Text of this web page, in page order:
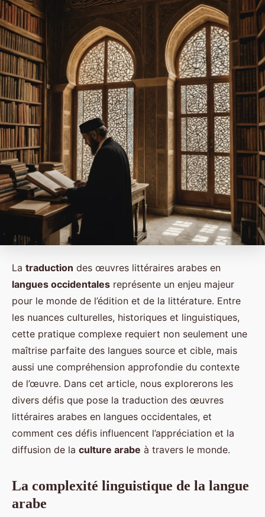
La traduction des œuvres littéraires arabes en
langues occidentales représente un enjeu majeur
pour le monde de l’édition et de la littérature. Entre
les nuances culturelles, historiques et linguistiques,
cette pratique complexe requiert non seulement une
maîtrise parfaite des langues source et cible, mais
aussi une compréhension approfondie du contexte
de l’œuvre. Dans cet article, nous explorerons les
divers défis que pose la traduction des œuvres
littéraires arabes en langues occidentales, et
comment ces défis influencent l’appréciation et la
diffusion de la culture arabe à travers le monde.
La complexité linguistique de la langue
arabe